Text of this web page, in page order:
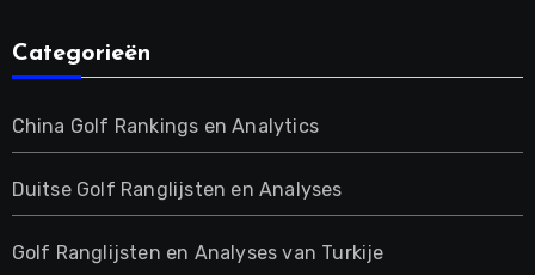
Categorieën
China Golf Rankings en Analytics
Duitse Golf Ranglijsten en Analyses
Golf Ranglijsten en Analyses van Turkije